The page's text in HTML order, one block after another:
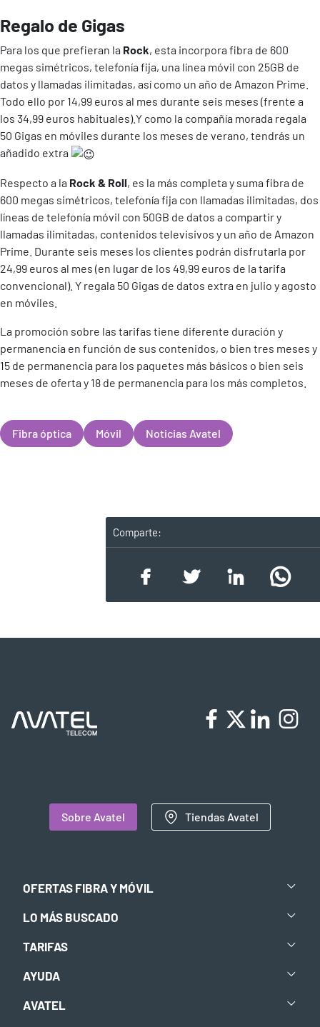
Regalo de Gigas
Para los que prefieran la Rock, esta incorpora fibra de 600
megas simétricos, telefonía fija, una línea móvil con 25GB de
datos y llamadas ilimitadas, así como un año de Amazon Prime.
Todo ello por 14,99 euros al mes durante seis meses (frente a
los 34,99 euros habituales).Y como la compañía morada regala
50 Gigas en móviles durante los meses de verano, tendrás un
añadido extra
Respecto a la Rock & Roll, es la más completa y suma fibra de
600 megas simétricos, telefonía fija con llamadas ilimitadas, dos
líneas de telefonía móvil con 50GB de datos a compartir y
llamadas ilimitadas, contenidos televisivos y un año de Amazon
Prime. Durante seis meses los clientes podrán disfrutarla por
24,99 euros al mes (en lugar de los 49,99 euros de la tarifa
convencional). Y regala 50 Gigas de datos extra en julio y agosto
en móviles.
La promoción sobre las tarifas tiene diferente duración y
permanencia en función de sus contenidos, o bien tres meses y
15 de permanencia para los paquetes más básicos o bien seis
meses de oferta y 18 de permanencia para los más completos.
Fibra óptica Móvil Noticias Avatel
Comparte:
Sobre Avatel Tiendas Avatel
OFERTAS FIBRA Y MÓVIL
LO MÁS BUSCADO
TARIFAS
AYUDA
AVATEL